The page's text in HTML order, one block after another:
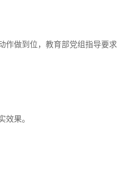
做到位，教育部党组指导要求
果。